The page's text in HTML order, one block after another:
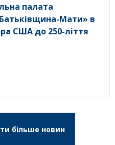
палата
Мати» в
США до 250-ліття
більше новин